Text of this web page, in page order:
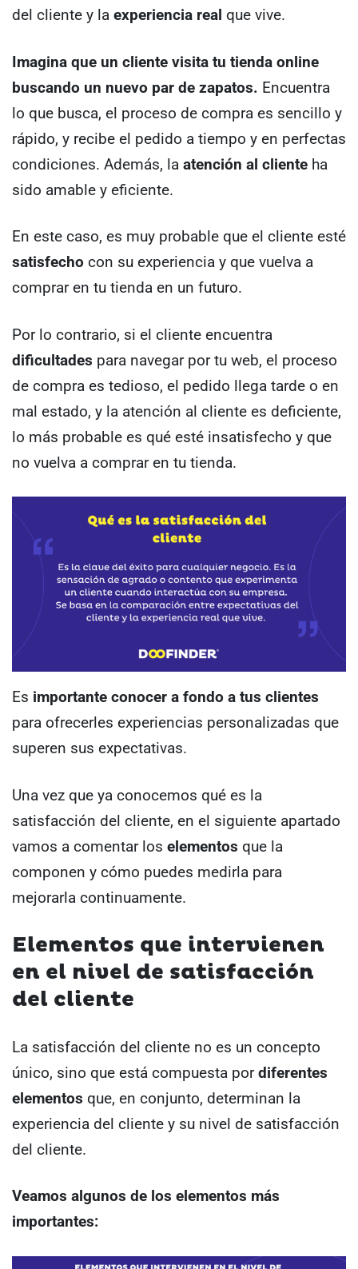
del cliente y la experiencia real que vive.
Imagina que un cliente visita tu tienda online
buscando un nuevo par de zapatos. Encuentra
lo que busca, el proceso de compra es sencillo y
rápido, y recibe el pedido a tiempo y en perfectas
condiciones. Además, la atención al cliente ha
sido amable y eficiente.
En este caso, es muy probable que el cliente esté
satisfecho con su experiencia y que vuelva a
comprar en tu tienda en un futuro.
Por lo contrario, si el cliente encuentra
dificultades para navegar por tu web, el proceso
de compra es tedioso, el pedido llega tarde o en
mal estado, y la atención al cliente es deficiente,
lo más probable es qué esté insatisfecho y que
no vuelva a comprar en tu tienda.
Es importante conocer a fondo a tus clientes
para ofrecerles experiencias personalizadas que
superen sus expectativas.
Una vez que ya conocemos qué es la
satisfacción del cliente, en el siguiente apartado
vamos a comentar los elementos que la
componen y cómo puedes medirla para
mejorarla continuamente.
Elementos que intervienen
en el nivel de satisfacción
del cliente
La satisfacción del cliente no es un concepto
único, sino que está compuesta pordiferentes
elementos que, en conjunto, determinan la
experiencia del cliente y su nivel de satisfacción
del cliente.
Veamos algunos de los elementos más
importantes: